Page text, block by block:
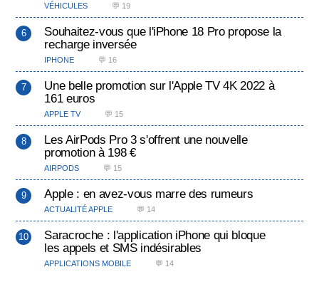
VÉHICULES 💬 19
Souhaitez-vous que l'iPhone 18 Pro propose la
recharge inversée
IPHONE 💬 16
Une belle promotion sur l'Apple TV 4K 2022 à
161 euros
APPLE TV 💬 15
Les AirPods Pro 3 s'offrent une nouvelle
promotion à 198 €
AIRPODS 💬 15
Apple : en avez-vous marre des rumeurs
ACTUALITÉ APPLE 💬 14
Saracroche : l'application iPhone qui bloque
les appels et SMS indésirables
APPLICATIONS MOBILE 💬 14